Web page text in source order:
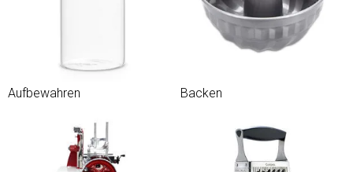
Aufbewahren Backen